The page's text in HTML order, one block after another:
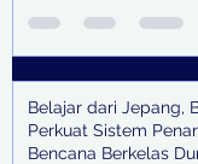
Belajar dari Jepang,
Perkuat Sistem
Bencana Berkelas